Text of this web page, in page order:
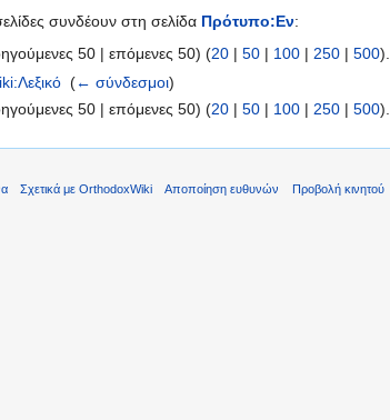
συνδέουν στη σελίδα Πρότυπο:Εν:
50 | επόμενες 50) (20 | 50 | 100 | 250 | 500).
‎(← σύνδεσμοι)
50 | επόμενες 50) (20 | 50 | 100 | 250 | 500).
Σχετικά με OrthodoxWiki Αποποίηση ευθυνών Προβολή κινητού